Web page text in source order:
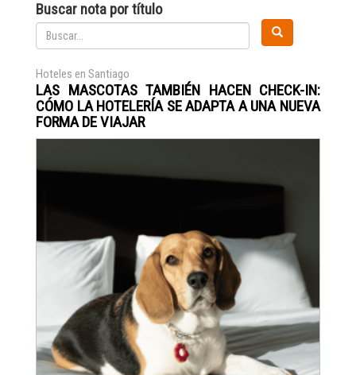
Buscar nota por título
Hoteles en Santiago
LAS MASCOTAS TAMBIÉN HACEN CHECK-IN:
CÓMO LA HOTELERÍA SE ADAPTA A UNA NUEVA
FORMA DE VIAJAR